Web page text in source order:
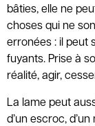
bâties, elle ne
choses qui ne
erronées : il peut
fuyants. Prise à
réalité, agir,
La lame peut
d’un escroc,